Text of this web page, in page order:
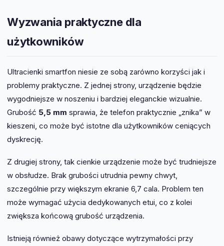
Wyzwania praktyczne dla
użytkowników
Ultracienki smartfon niesie ze sobą zarówno korzyści jak i
problemy praktyczne. Z jednej strony, urządzenie będzie
wygodniejsze w noszeniu i bardziej eleganckie wizualnie.
Grubość 5,5 mm sprawia, że telefon praktycznie „znika” w
kieszeni, co może być istotne dla użytkowników ceniących
dyskrecję.
Z drugiej strony, tak cienkie urządzenie może być trudniejsze
w obsłudze. Brak grubości utrudnia pewny chwyt,
szczególnie przy większym ekranie 6,7 cala. Problem ten
może wymagać użycia dedykowanych etui, co z kolei
zwiększa końcową grubość urządzenia.
Istnieją również obawy dotyczące wytrzymałości przy